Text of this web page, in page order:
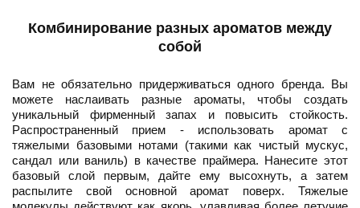
Комбинирование разных ароматов между
собой
Вам не обязательно придерживаться одного бренда. Вы
можете наслаивать разные ароматы, чтобы создать
уникальный фирменный запах и повысить стойкость.
Распространенный прием - использовать аромат с
тяжелыми базовыми нотами (такими как чистый мускус,
сандал или ваниль) в качестве праймера. Нанесите этот
базовый слой первым, дайте ему высохнуть, а затем
распылите свой основной аромат поверх. Тяжелые